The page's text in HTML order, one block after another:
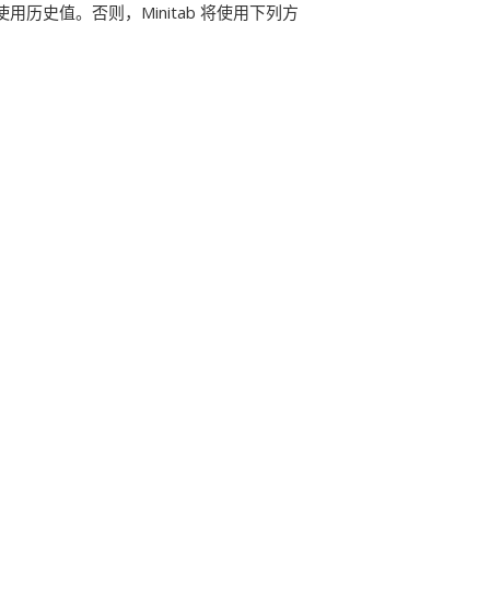
历史值。否则，Minitab 将使用下列方